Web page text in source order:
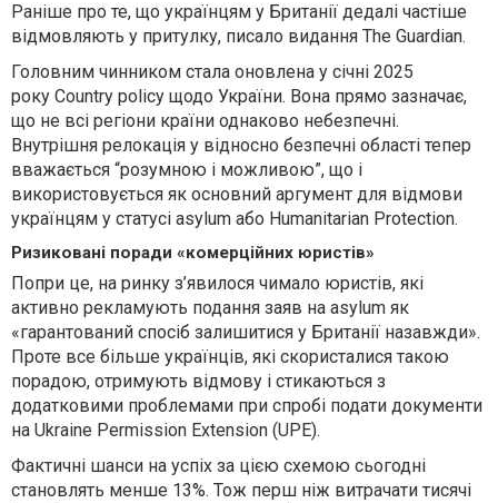
Раніше про те, що українцям у Британії дедалі частіше
відмовляють у притулку, писало видання The Guardian.
Головним чинником стала оновлена у січні 2025
року Country policy щодо України. Вона прямо зазначає,
що не всі регіони країни однаково небезпечні.
Внутрішня релокація у відносно безпечні області тепер
вважається “розумною і можливою”, що і
використовується як основний аргумент для відмови
українцям у статусі asylum або Humanitarian Protection.
Ризиковані поради «комерційних юристів»
Попри це, на ринку з’явилося чимало юристів, які
активно рекламують подання заяв на asylum як
«гарантований спосіб залишитися у Британії назавжди».
Проте все більше українців, які скористалися такою
порадою, отримують відмову і стикаються з
додатковими проблемами при спробі подати документи
на Ukraine Permission Extension (UPE).
Фактичні шанси на успіх за цією схемою сьогодні
становлять менше 13%. Тож перш ніж витрачати тисячі